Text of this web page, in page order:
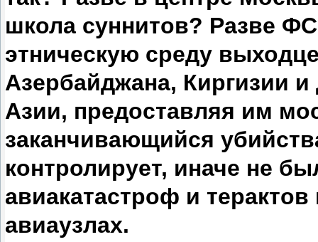
школа суннитов? Разве
этническую среду
Азербайджана, Киргизии
Азии, предоставляя им
заканчивающийся
контролирует, иначе не
авиакатастроф и
авиаузлах.